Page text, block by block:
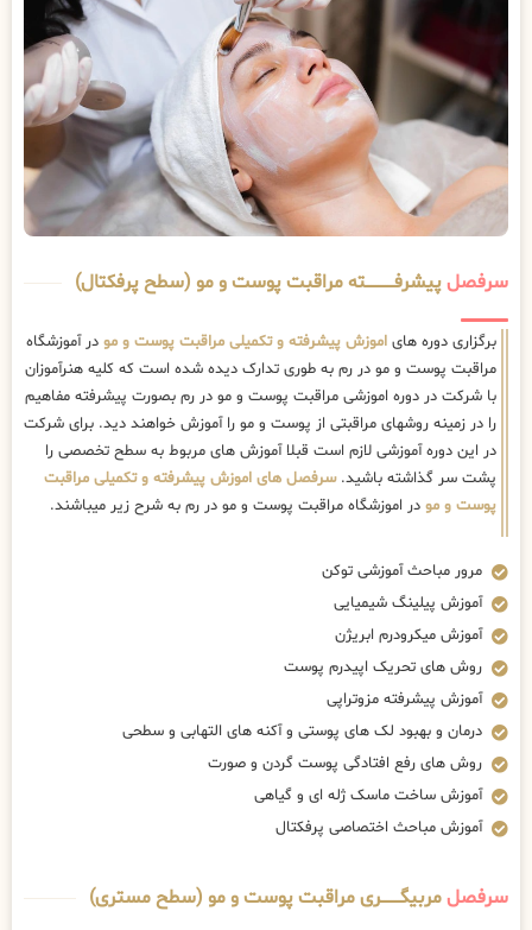
سرفصلپیشرفــــــــــــته مراقبت پوست و مو (سطح پرفکتال)
برگزاری دوره های اموزش پیشرفته و تکمیلی مراقبت پوست و مو در آموزشگاه
مراقبت پوست و مو در رم به طوری تدارک دیده شده است که کلیه هنرآموزان
با شرکت در دوره اموزشی مراقبت پوست و مو در رم بصورت پیشرفته مفاهیم
را در زمینه روشهای مراقبتی از پوست و مو را آموزش خواهند دید. برای شرکت
در این دوره آموزشی لازم است قبلا آموزش های مربوط به سطح تخصصی را
پشت سر گذاشته باشید.سرفصل های اموزش پیشرفته و تکمیلی مراقبت
پوست و مو در اموزشگاه مراقبت پوست و مو در رم به شرح زیر میباشند.
مرور مباحث آموزشی توکن
آموزش پیلینگ شیمیایی
آموزش میکرودرم ابریژن
روش های تحریک اپیدرم پوست
آموزش پیشرفته مزوتراپی
درمان و بهبود لک های پوستی و آکنه های التهابی و سطحی
روش های رفع افتادگی پوست گردن و صورت
آموزش ساخت ماسک ژله ای و گیاهی
آموزش مباحث اختصاصی پرفکتال
سرفصلمربیگــــــــری مراقبت پوست و مو (سطح مستری)